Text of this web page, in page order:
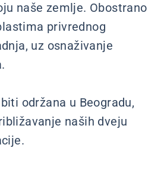
naše zemlje. Obostrano
privrednog
uz osnaživanje
održana u Beogradu,
naših dveju